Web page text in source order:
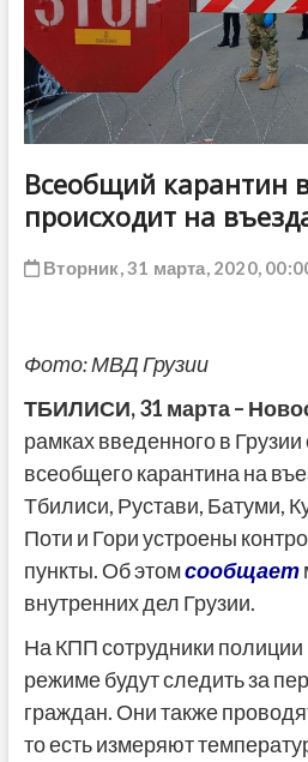
Всеобщий карантин
происходит на
Вторник, 31 марта, 2020,
Фото: МВД Грузии
ТБИЛИСИ,31 марта –
рамках введенного в
всеобщего карантина на
Тбилиси, Рустави, Батуми,
Поти и Гори устроены
пункты. Об этомсообщает
внутренних дел Грузии.
На КПП сотрудники полиции
режиме будут следить за
граждан. Они также
то есть измеряют